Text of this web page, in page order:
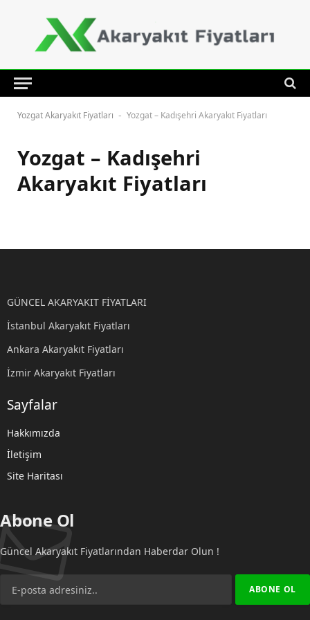
Yozgat Akaryakıt Fiyatları - Yozgat – Kadışehri Akaryakıt Fiyatları
Yozgat – Kadışehri
Akaryakıt Fiyatları
GÜNCEL AKARYAKIT FİYATLARI
İstanbul Akaryakıt Fiyatları
Ankara Akaryakıt Fiyatları
İzmir Akaryakıt Fiyatları
Sayfalar
Hakkımızda
İletişim
Site Haritası
Abone Ol
Güncel Akaryakıt Fiyatlarından Haberdar Olun !